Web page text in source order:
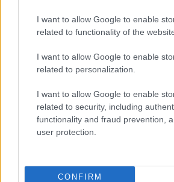
I want to allow Google to enable
related to functionality of the
I want to allow Google to enable
related to personalization.
I want to allow Google to enable
related to security, including
functionality and fraud prevention,
user protection.
CONFIRM